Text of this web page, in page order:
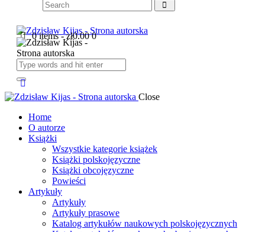
0 items-zł0.00 0
Close
Home
O autorze
Książki
Wszystkie kategorie książek
Książki polskojęzyczne
Książki obcojęzyczne
Powieści
Artykuły
Artykuły
Artykuły prasowe
Katalog artykułów naukowych polskojęzycznych